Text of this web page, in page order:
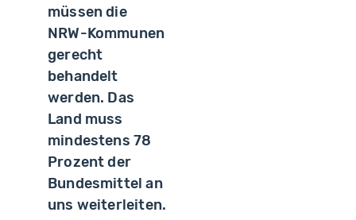
müssen die
NRW-Kommunen
gerecht
behandelt
werden. Das
Land muss
mindestens 78
Prozent der
Bundesmittel an
uns weiterleiten.